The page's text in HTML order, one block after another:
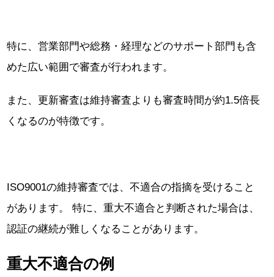
特に、営業部門や総務・経理などのサポート部門も含
めた広い範囲で審査が行われます。
また、更新審査は維持審査よりも審査時間が約1.5倍長
くなるのが特徴です。
ISO9001の維持審査では、不適合の指摘を受けること
があります。 特に、重大不適合と判断された場合は、
認証の継続が難しくなることがあります。
重大不適合の例